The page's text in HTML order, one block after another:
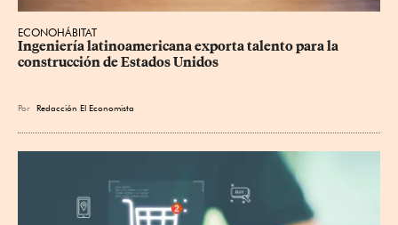
ECONOHÁBITAT
Ingeniería latinoamericana exporta talento para la
construcción de Estados Unidos
Por Redacción El Economista